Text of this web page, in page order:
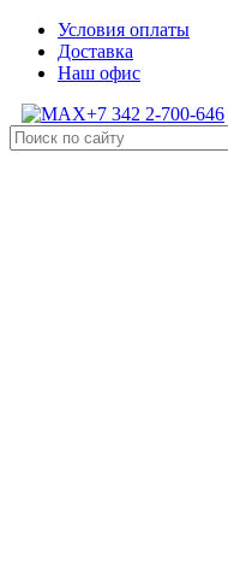
Условия оплаты
Доставка
Наш офис
+7 342 2-700-646